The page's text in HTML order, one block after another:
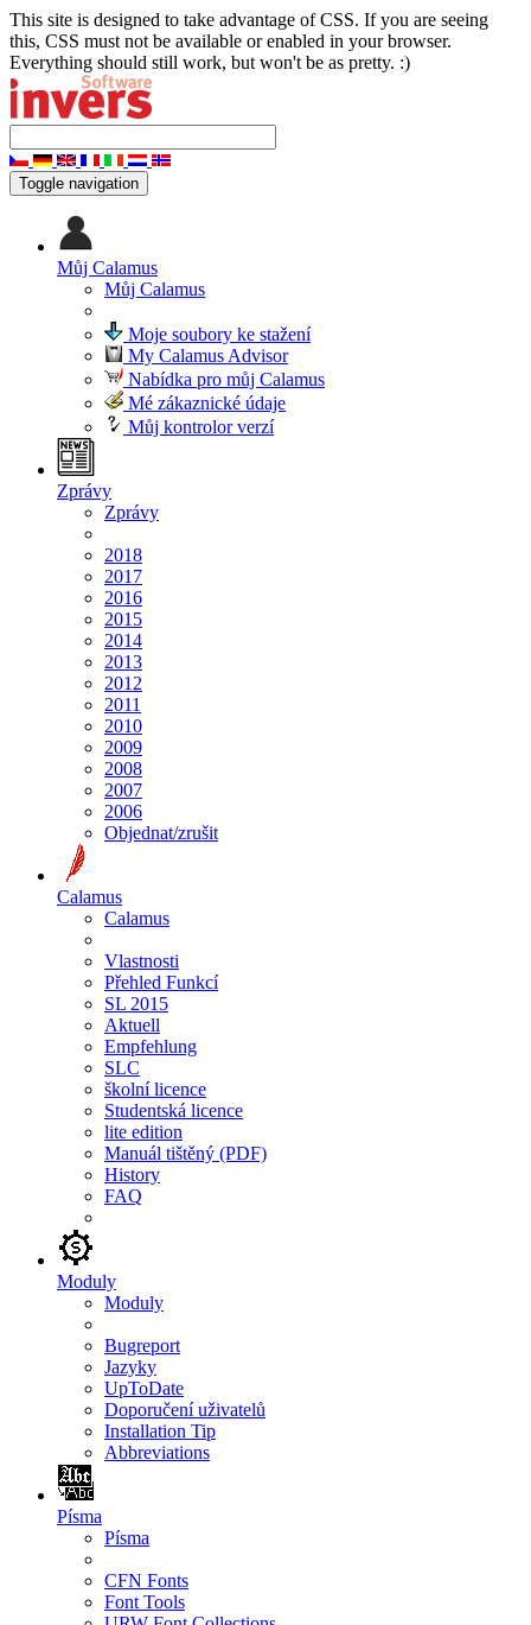
This site is designed to take advantage of CSS. If you are seeing
this, CSS must not be available or enabled in your browser.
Everything should still work, but won't be as pretty. :)
Toggle navigation
Můj Calamus
Můj Calamus
Moje soubory ke stažení
My Calamus Advisor
Nabídka pro můj Calamus
Mé zákaznické údaje
Můj kontrolor verzí
Zprávy
Zprávy
2018
2017
2016
2015
2014
2013
2012
2011
2010
2009
2008
2007
2006
Objednat/zrušit
Calamus
Calamus
Vlastnosti
Přehled Funkcí
SL 2015
Aktuell
Empfehlung
SLC
školní licence
Studentská licence
lite edition
Manuál tištěný (PDF)
History
FAQ
Moduly
Moduly
Bugreport
Jazyky
UpToDate
Doporučení uživatelů
Installation Tip
Abbreviations
Písma
Písma
CFN Fonts
Font Tools